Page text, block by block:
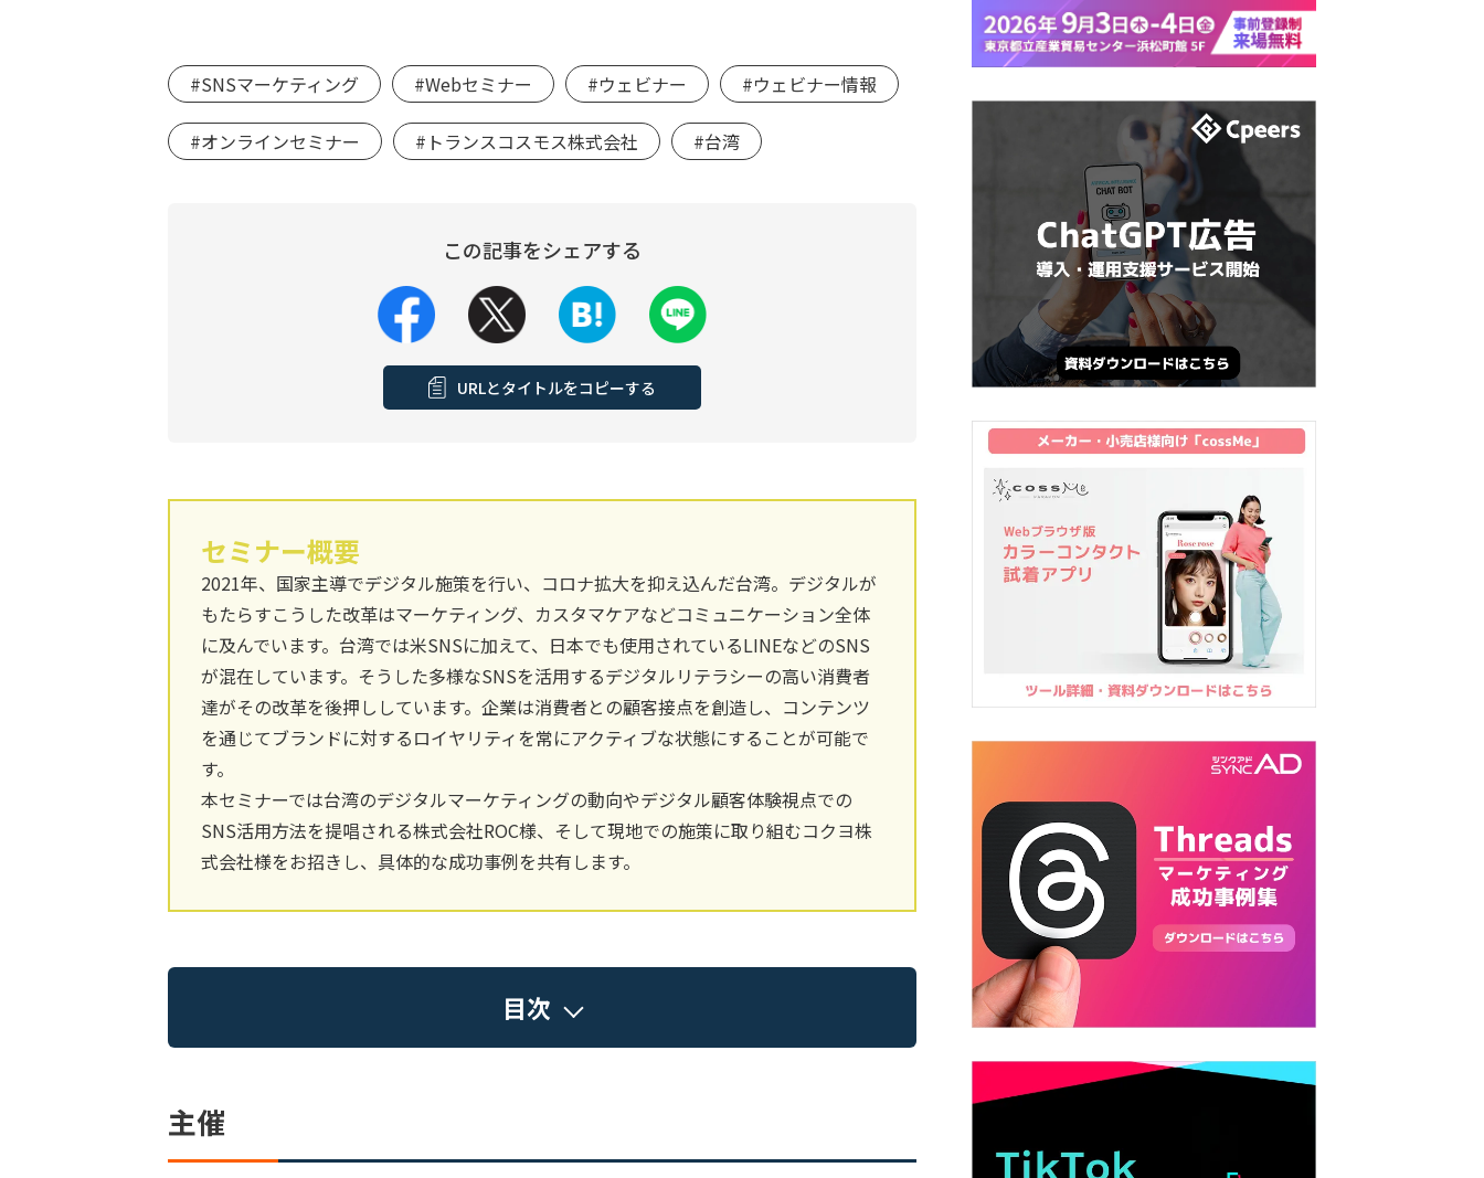
#SNSマーケティング #Webセミナー #ウェビナー #ウェビナー情報
#オンラインセミナー #トランスコスモス株式会社 #台湾
この記事をシェアする
URLとタイトルをコピーする
セミナー概要
2021年、国家主導でデジタル施策を行い、コロナ拡大を抑え込んだ台湾。デジタルが
もたらすこうした改革はマーケティング、カスタマケアなどコミュニケーション全体
に及んでいます。台湾では米SNSに加えて、日本でも使用されているLINEなどのSNS
が混在しています。そうした多様なSNSを活用するデジタルリテラシーの高い消費者
達がその改革を後押ししています。企業は消費者との顧客接点を創造し、コンテンツ
を通じてブランドに対するロイヤリティを常にアクティブな状態にすることが可能で
す。
本セミナーでは台湾のデジタルマーケティングの動向やデジタル顧客体験視点での
SNS活用方法を提唱される株式会社ROC様、そして現地での施策に取り組むコクヨ株
式会社様をお招きし、具体的な成功事例を共有します。
目次
主催